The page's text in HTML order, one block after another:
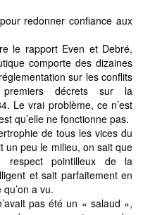
redonner confiance aux
le rapport Even et Debré,
comporte des dizaines
sur les conflits
décrets sur la
Le vrai problème, ce n’est
qu’elle ne fonctionne pas.
de tous les vices du
un peu le milieu, on sait que
respect pointilleux de la
et sait parfaitement en
a vu.
pas été un « salaud »,